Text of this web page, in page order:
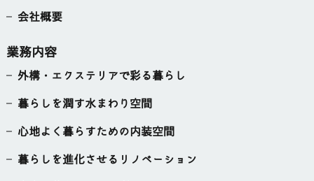
会社概要
業務内容
外構・エクステリアで彩る暮らし
暮らしを潤す水まわり空間
心地よく暮らすための内装空間
暮らしを進化させるリノベーション